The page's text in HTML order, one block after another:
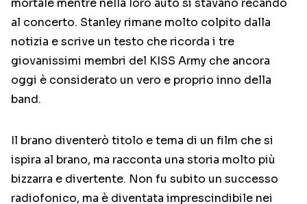
mortale mentre nella loro auto si stavano recando
al concerto. Stanley rimane molto colpito dalla
notizia e scrive un testo che ricorda i tre
giovanissimi membri del KISS Army che ancora
oggi è considerato un vero e proprio inno della
band.
Il brano diventerò titolo e tema di un film che si
ispira al brano, ma racconta una storia molto più
bizzarra e divertente. Non fu subito un successo
radiofonico, ma è diventata imprescindibile nei